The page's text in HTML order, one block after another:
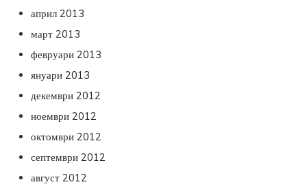
април 2013
март 2013
февруари 2013
януари 2013
декември 2012
ноември 2012
октомври 2012
септември 2012
август 2012